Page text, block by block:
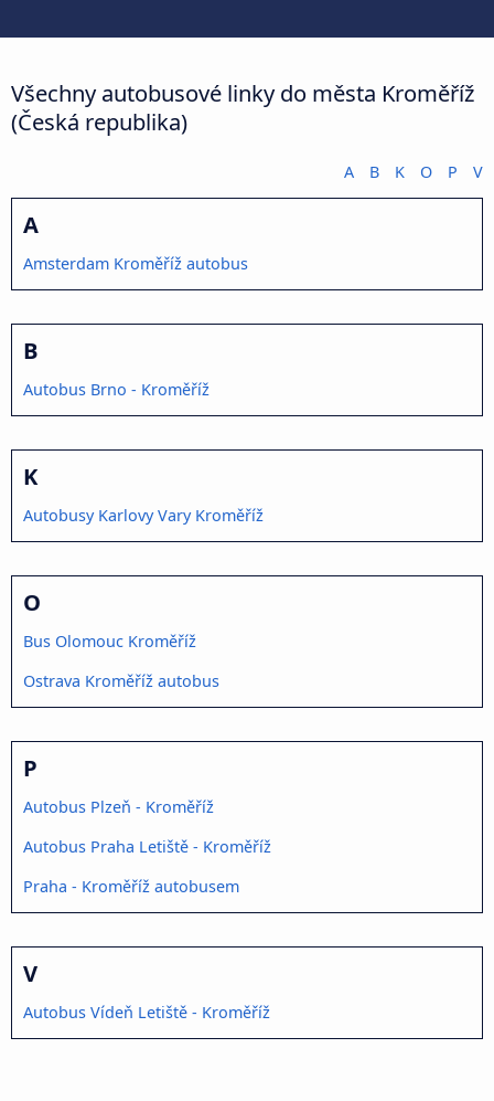
Všechny autobusové linky do města Kroměříž
(Česká republika)
A B K O P V
A
Amsterdam Kroměříž autobus
B
Autobus Brno - Kroměříž
K
Autobusy Karlovy Vary Kroměříž
O
Bus Olomouc Kroměříž
Ostrava Kroměříž autobus
P
Autobus Plzeň - Kroměříž
Autobus Praha Letiště - Kroměříž
Praha - Kroměříž autobusem
V
Autobus Vídeň Letiště - Kroměříž